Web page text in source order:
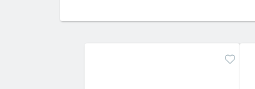
семьи, класс энергопотребления